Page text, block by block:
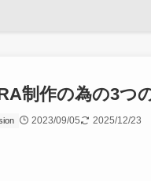
制作の為の3つ
2023/09/05 2025/12/23